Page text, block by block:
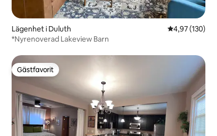
Lägenhet i Duluth 4,97 av 5 i
4,97 (130)
*Nyrenoverad Lakeview Barn
Gästfavorit
Gästfavorit